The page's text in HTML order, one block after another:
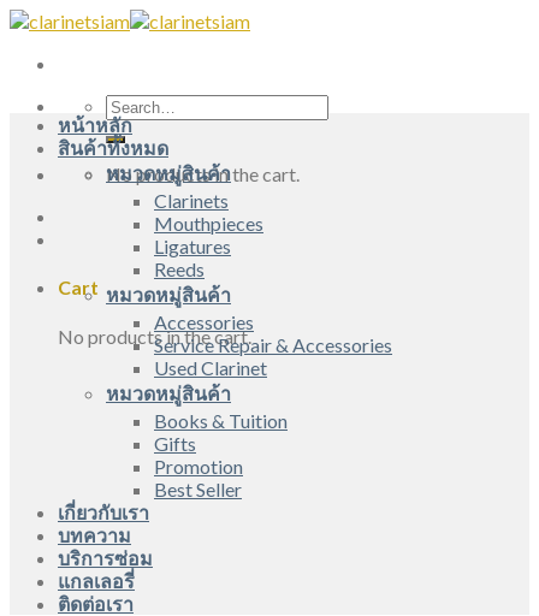
Skip
content
Search
for:
No products in the cart.
Cart
No products in the cart.
หน้าหลัก
สินค้าทั้งหมด
หมวดหมู่สินค้า
Clarinets
Mouthpieces
Ligatures
Reeds
หมวดหมู่สินค้า
Accessories
Service Repair & Accessories
Used Clarinet
หมวดหมู่สินค้า
Books & Tuition
Gifts
Promotion
Best Seller
เกี่ยวกับเรา
บทความ
บริการซ่อม
แกลเลอรี่
ติดต่อเรา